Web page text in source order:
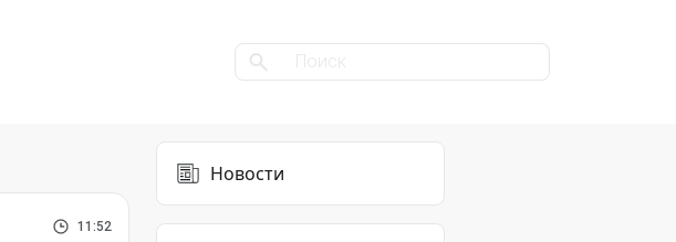
11:52
Новости